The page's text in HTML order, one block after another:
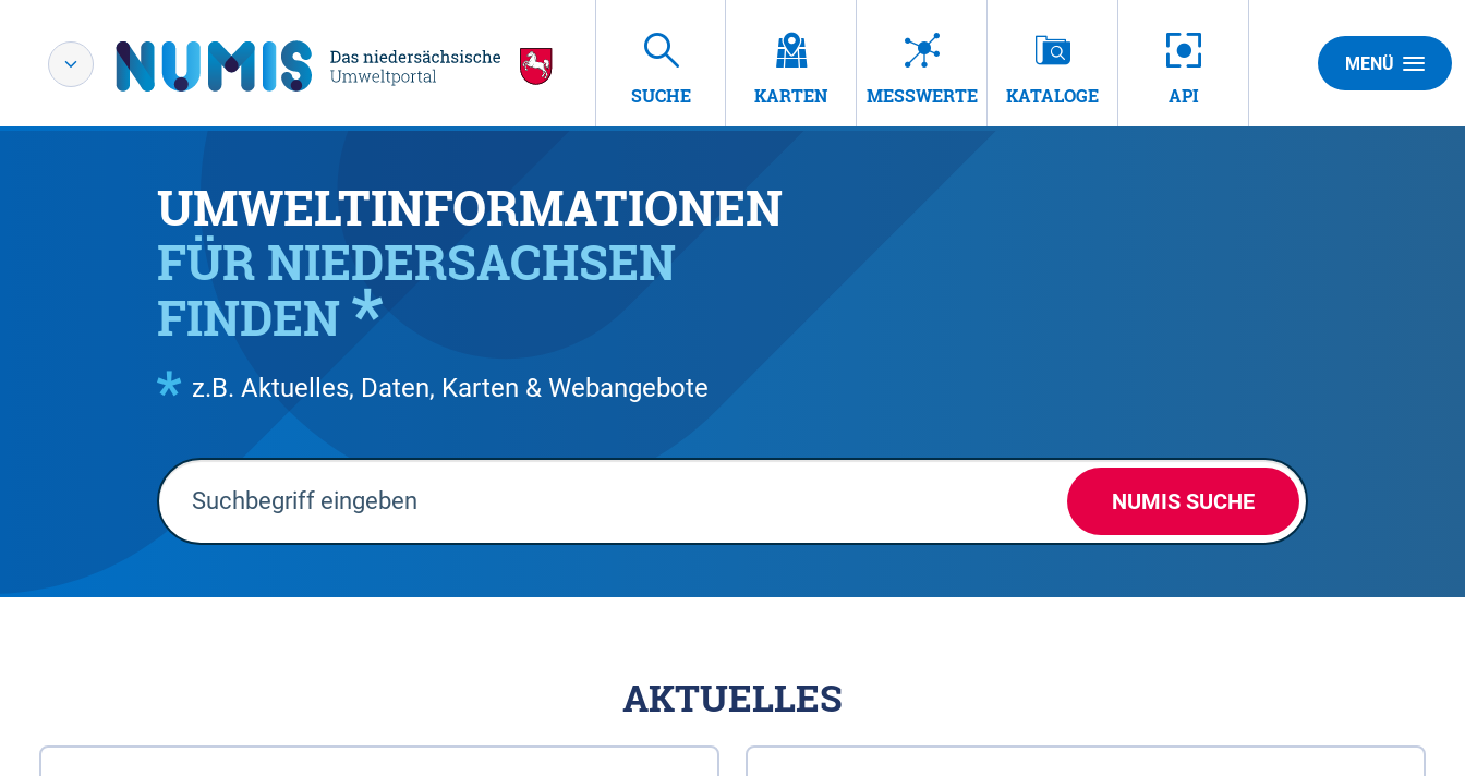
SUCHE KARTEN MESSWERTE KATALOGE API
MENÜ
UMWELTINFORMATIONEN
FÜR NIEDERSACHSEN
FINDEN
z.B. Aktuelles, Daten, Karten & Webangebote
NUMIS SUCHE
AKTUELLES